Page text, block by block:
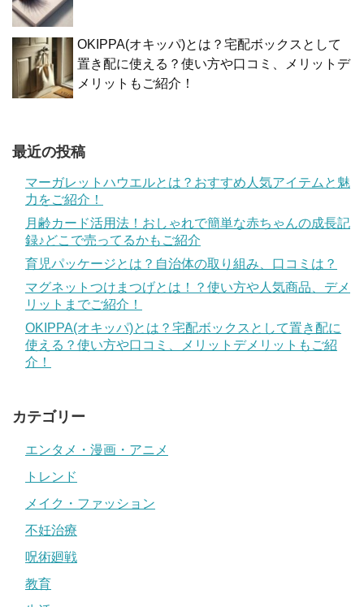
OKIPPA(オキッパ)とは？宅配ボックスとして
置き配に使える？使い方や口コミ、メリットデ
メリットもご紹介！
最近の投稿
マーガレットハウエルとは？おすすめ人気アイテムと魅
力をご紹介！
月齢カード活用法！おしゃれで簡単な赤ちゃんの成長記
録♪どこで売ってるかもご紹介
育児パッケージとは？自治体の取り組み、口コミは？
マグネットつけまつげとは！？使い方や人気商品、デメ
リットまでご紹介！
OKIPPA(オキッパ)とは？宅配ボックスとして置き配に
使える？使い方や口コミ、メリットデメリットもご紹
介！
カテゴリー
エンタメ・漫画・アニメ
トレンド
メイク・ファッション
不妊治療
呪術廻戦
教育